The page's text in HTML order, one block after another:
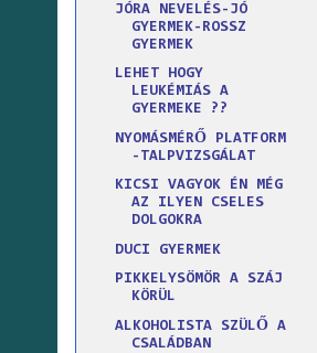
JÓRA NEVELÉS-JÓ
GYERMEK-ROSSZ
GYERMEK
LEHET HOGY
LEUKÉMIÁS A
GYERMEKE ??
NYOMÁSMÉRŐ PLATFORM
-TALPVIZSGÁLAT
KICSI VAGYOK ÉN MÉG
AZ ILYEN CSELES
DOLGOKRA
DUCI GYERMEK
PIKKELYSÖMÖR A SZÁJ
KÖRÜL
ALKOHOLISTA SZÜLŐ A
CSALÁDBAN